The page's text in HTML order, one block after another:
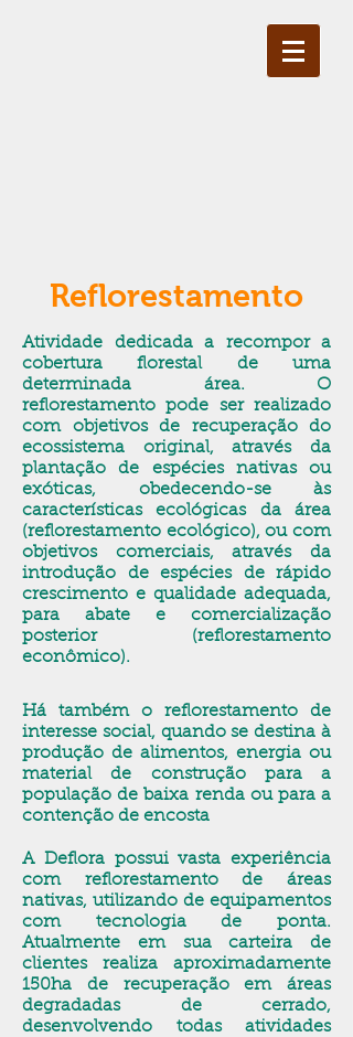
Reflorestamento
Atividade dedicada a recompor a
cobertura florestal de uma
determinada área. O
reflorestamento pode ser realizado
com objetivos de recuperação do
ecossistema original, através da
plantação de espécies nativas ou
exóticas, obedecendo-se às
características ecológicas da área
(reflorestamento ecológico), ou com
objetivos comerciais, através da
introdução de espécies de rápido
crescimento e qualidade adequada,
para abate e comercialização
posterior (reflorestamento
econômico).
Há também o reflorestamento de
interesse social, quando se destina à
produção de alimentos, energia ou
material de construção para a
população de baixa renda ou para a
contenção de encosta
A Deflora possui vasta experiência
com reflorestamento de áreas
nativas, utilizando de equipamentos
com tecnologia de ponta.
Atualmente em sua carteira de
clientes realiza aproximadamente
150ha de recuperação em áreas
degradadas de cerrado,
desenvolvendo todas atividades